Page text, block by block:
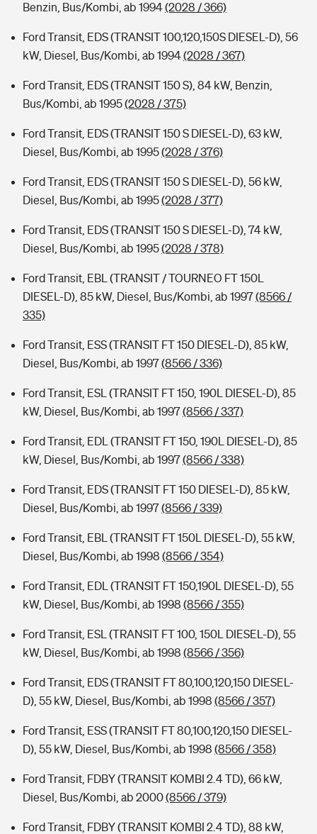
Benzin, Bus/Kombi, ab 1994(2028 / 366)
Ford Transit, EDS (TRANSIT 100,120,150S DIESEL-D), 56
kW, Diesel, Bus/Kombi, ab 1994(2028 / 367)
Ford Transit, EDS (TRANSIT 150 S), 84 kW, Benzin,
Bus/Kombi, ab 1995(2028 / 375)
Ford Transit, EDS (TRANSIT 150 S DIESEL-D), 63 kW,
Diesel, Bus/Kombi, ab 1995(2028 / 376)
Ford Transit, EDS (TRANSIT 150 S DIESEL-D), 56 kW,
Diesel, Bus/Kombi, ab 1995(2028 / 377)
Ford Transit, EDS (TRANSIT 150 S DIESEL-D), 74 kW,
Diesel, Bus/Kombi, ab 1995(2028 / 378)
Ford Transit, EBL (TRANSIT / TOURNEO FT 150L
DIESEL-D), 85 kW, Diesel, Bus/Kombi, ab 1997(8566 /
335)
Ford Transit, ESS (TRANSIT FT 150 DIESEL-D), 85 kW,
Diesel, Bus/Kombi, ab 1997(8566 / 336)
Ford Transit, ESL (TRANSIT FT 150, 190L DIESEL-D), 85
kW, Diesel, Bus/Kombi, ab 1997(8566 / 337)
Ford Transit, EDL (TRANSIT FT 150, 190L DIESEL-D), 85
kW, Diesel, Bus/Kombi, ab 1997(8566 / 338)
Ford Transit, EDS (TRANSIT FT 150 DIESEL-D), 85 kW,
Diesel, Bus/Kombi, ab 1997(8566 / 339)
Ford Transit, EBL (TRANSIT FT 150L DIESEL-D), 55 kW,
Diesel, Bus/Kombi, ab 1998 (8566 / 354)
Ford Transit, EDL (TRANSIT FT 150,190L DIESEL-D), 55
kW, Diesel, Bus/Kombi, ab 1998 (8566 / 355)
Ford Transit, ESL (TRANSIT FT 100, 150L DIESEL-D), 55
kW, Diesel, Bus/Kombi, ab 1998 (8566 / 356)
Ford Transit, EDS (TRANSIT FT 80,100,120,150 DIESEL-
D), 55 kW, Diesel, Bus/Kombi, ab 1998 (8566 / 357)
Ford Transit, ESS (TRANSIT FT 80,100,120,150 DIESEL-
D), 55 kW, Diesel, Bus/Kombi, ab 1998 (8566 / 358)
Ford Transit, FDBY (TRANSIT KOMBI 2.4 TD), 66 kW,
Diesel, Bus/Kombi, ab 2000(8566 / 379)
Ford Transit, FDBY (TRANSIT KOMBI 2.4 TD), 88 kW,